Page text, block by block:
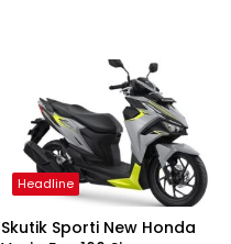
Headline
Skutik Sporti New Honda